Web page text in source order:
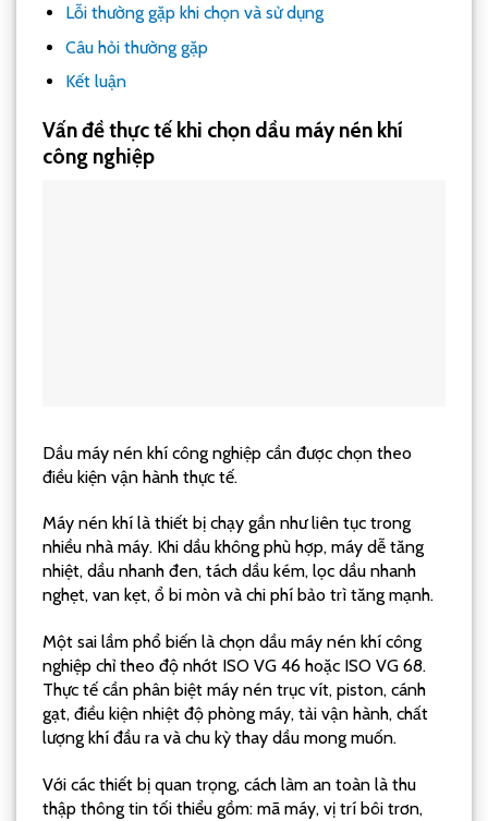
Lỗi thường gặp khi chọn và sử dụng
Câu hỏi thường gặp
Kết luận
Vấn đề thực tế khi chọn dầu máy nén khí
công nghiệp
Dầu máy nén khí công nghiệp cần được chọn theo
điều kiện vận hành thực tế.
Máy nén khí là thiết bị chạy gần như liên tục trong
nhiều nhà máy. Khi dầu không phù hợp, máy dễ tăng
nhiệt, dầu nhanh đen, tách dầu kém, lọc dầu nhanh
nghẹt, van kẹt, ổ bi mòn và chi phí bảo trì tăng mạnh.
Một sai lầm phổ biến là chọn dầu máy nén khí công
nghiệp chỉ theo độ nhớt ISO VG 46 hoặc ISO VG 68.
Thực tế cần phân biệt máy nén trục vít, piston, cánh
gạt, điều kiện nhiệt độ phòng máy, tải vận hành, chất
lượng khí đầu ra và chu kỳ thay dầu mong muốn.
Với các thiết bị quan trọng, cách làm an toàn là thu
thập thông tin tối thiểu gồm: mã máy, vị trí bôi trơn,